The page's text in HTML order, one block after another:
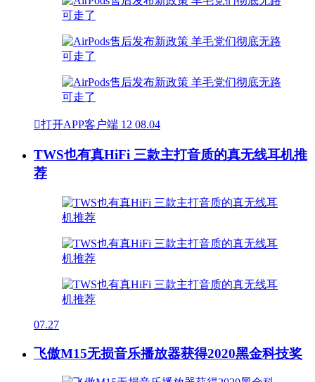
打开APP客户端 12 08.04
TWS也有真HiFi 三款主打音质的真无线耳机推
荐
07.27
飞傲M15无损音乐播放器获得2020黑金科技奖